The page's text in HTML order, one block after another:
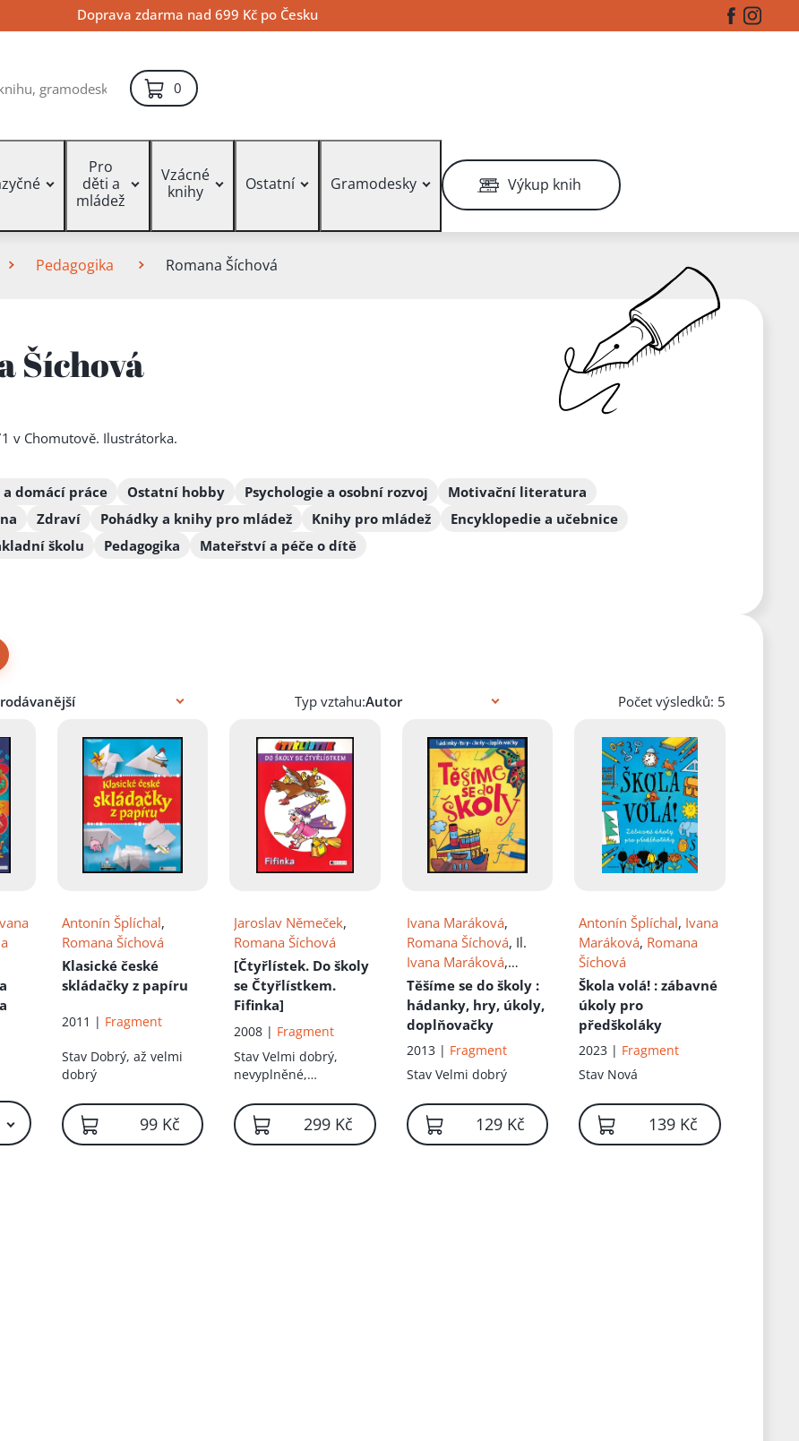
Doprava zdarma nad 699 Kč po Česku Facebook
0položek – košík
Pro
děti a
mládež
Vzácné
knihy
Ostatní Gramodesky Výkup knih
Pedagogika Romana Šíchová
Šíchová
v Chomutově. Ilustrátorka.
a domácí práce Ostatní hobby Psychologie a osobní rozvoj
Motivační literatura
Zdraví Pohádky a knihy pro mládež Knihy pro mládež
Encyklopedie a učebnice
školu
Pedagogika Mateřství a péče o dítě
Typ vztahu: Počet výsledků: 5
– 59 Kč
Antonín Šplíchal,
Romana Šíchová
Klasické české
skládačky z papíru
2011 | Fragment
Stav Dobrý, až velmi
dobrý
99 Kč
Jaroslav Němeček,
Romana Šíchová
[Čtyřlístek. Do školy
se Čtyřlístkem.
Fifinka]
2008 | Fragment
StavVelmi dobrý,
nevyplněné,
299 Kč
Ivana Maráková,
Romana Šíchová, Il.
Ivana Maráková,
Romana Šíchová
Těšíme se do školy :
hádanky, hry, úkoly,
doplňovačky
2013 | Fragment
Stav Velmi dobrý
129 Kč
Antonín Šplíchal, Ivana
Maráková, Romana
Šíchová
Škola volá! : zábavné
úkoly pro
předškoláky
2023 | Fragment
Stav Nová
139 Kč